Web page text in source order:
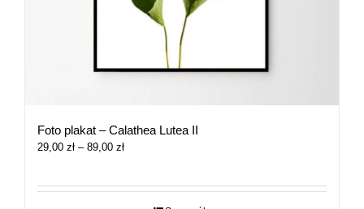
Foto plakat – Calathea Lutea II
29,00 zł – 89,00 złZakres
29,00 zł